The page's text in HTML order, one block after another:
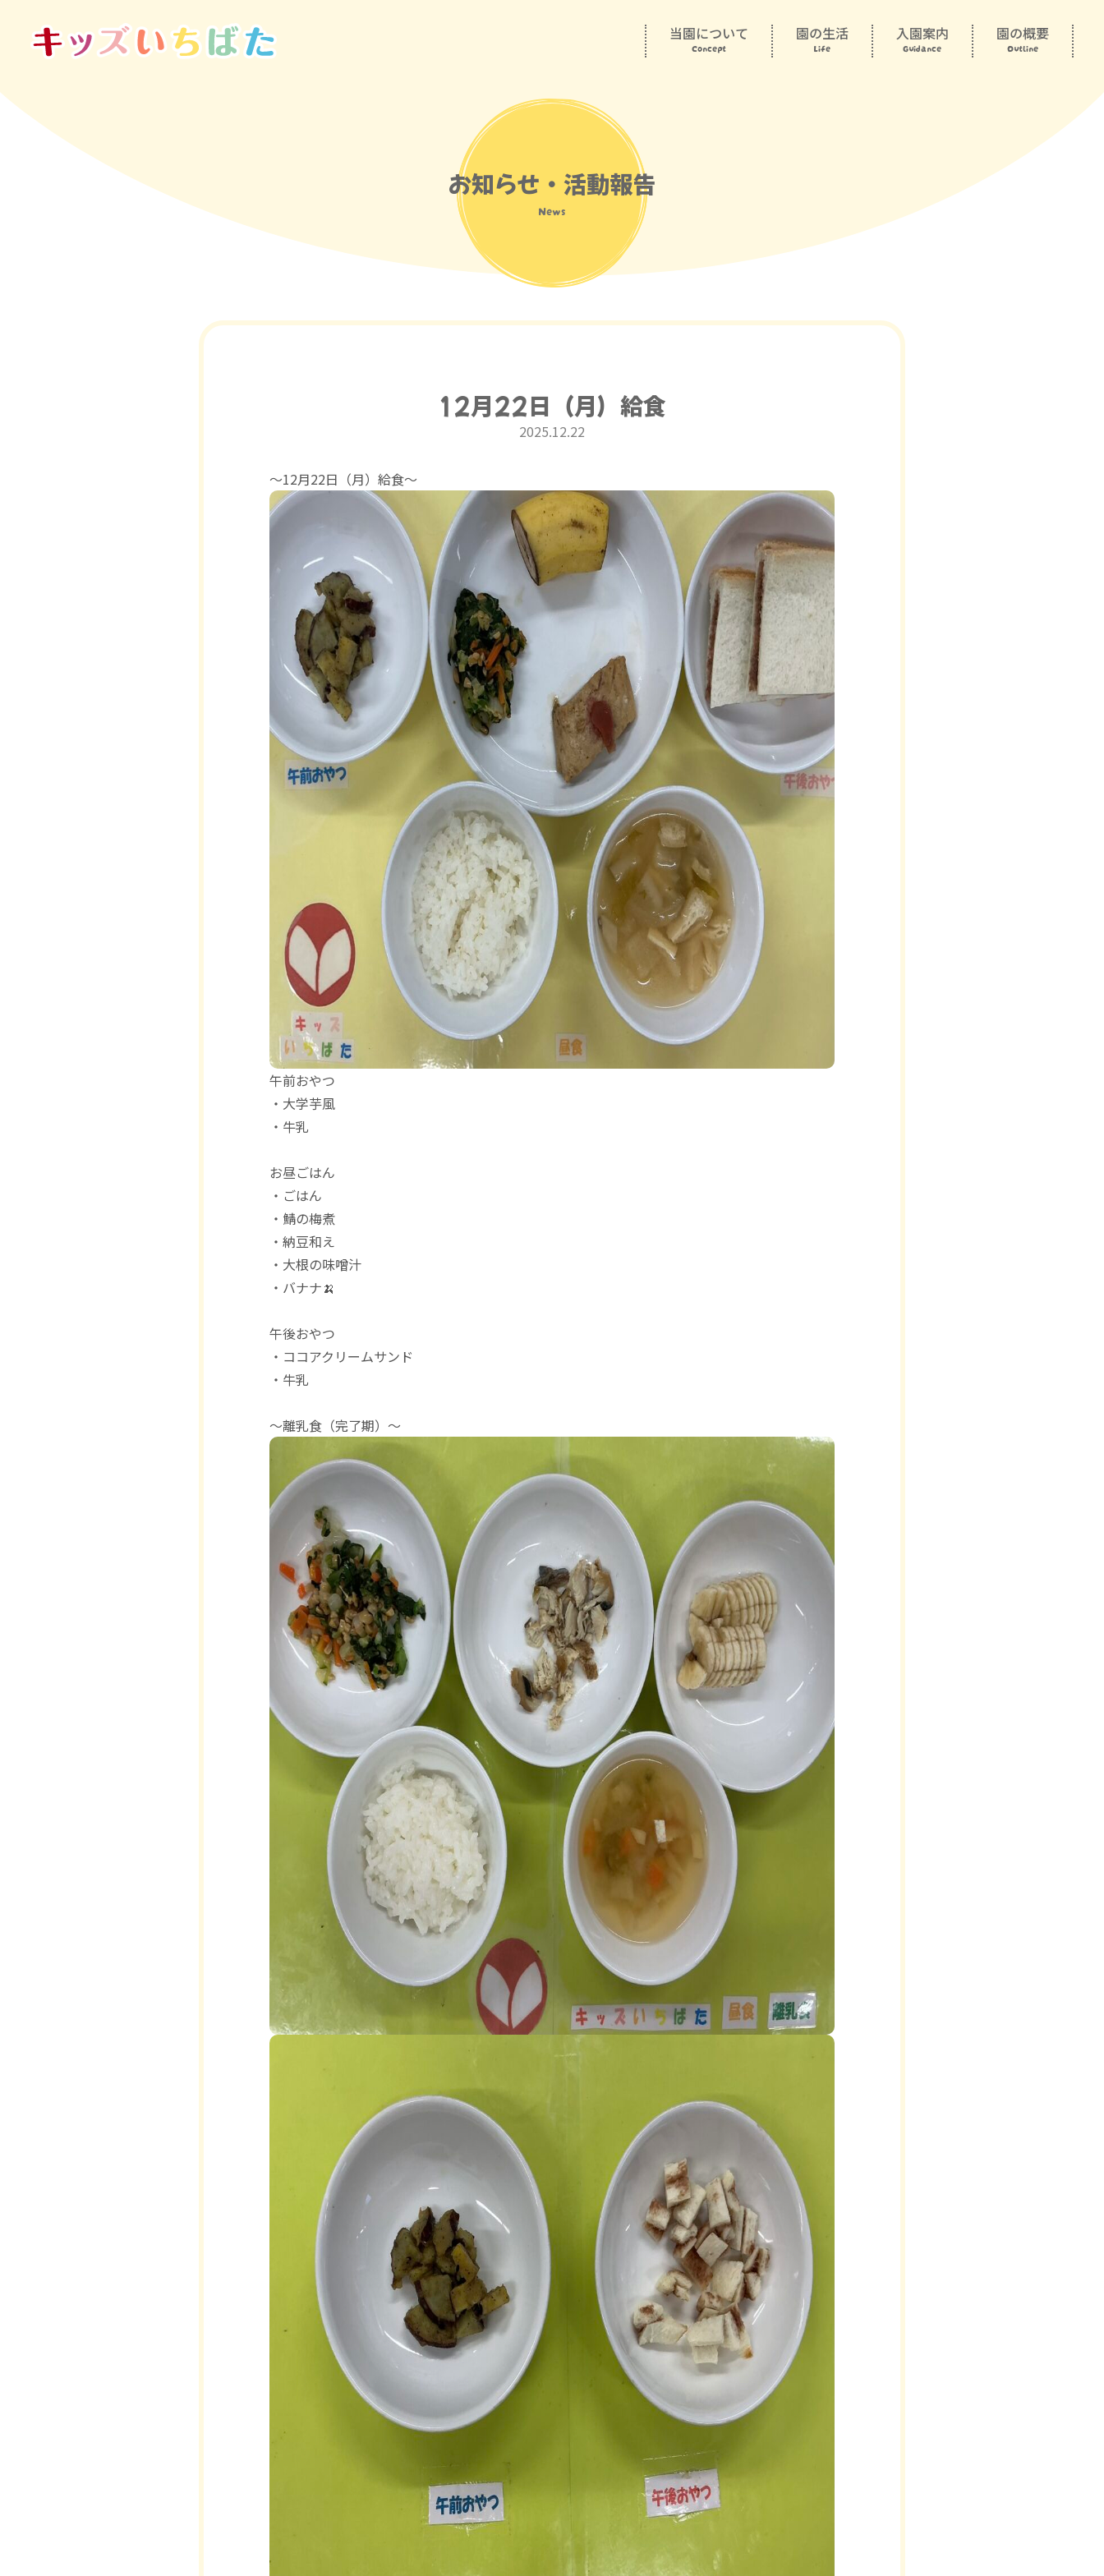
当園について
Concept
園の生活
Life
入園案内
Guidance
園の概要
Outline
お知らせ・活動報告
News
12月22日（月）給食
2025.12.22
〜12月22日（月）給食〜
午前おやつ
・大学芋風
・牛乳
お昼ごはん
・ごはん
・鯖の梅煮
・納豆和え
・大根の味噌汁
・バナナ🍌
午後おやつ
・ココアクリームサンド
・牛乳
〜離乳食（完了期）〜